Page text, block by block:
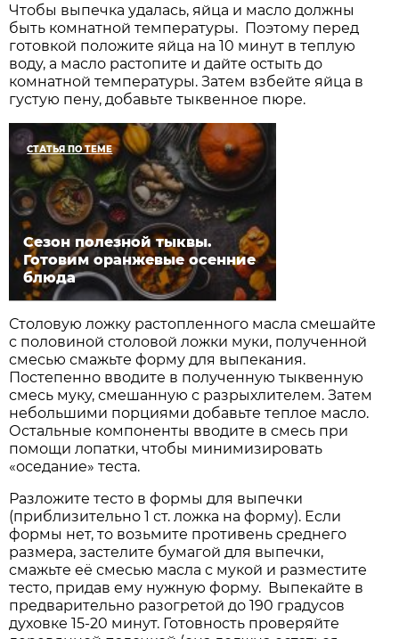
Чтобы выпечка удалась, яйца и масло должны
быть комнатной температуры. Поэтому перед
готовкой положите яйца на 10 минут в теплую
воду, а масло растопите и дайте остыть до
комнатной температуры. Затем взбейте яйца в
густую пену, добавьте тыквенное пюре.
СТАТЬЯ ПО ТЕМЕ
Сезон полезной тыквы.
Готовим оранжевые осенние
блюда
Столовую ложку растопленного масла смешайте
с половиной столовой ложки муки, полученной
смесью смажьте форму для выпекания.
Постепенно вводите в полученную тыквенную
смесь муку, смешанную с разрыхлителем. Затем
небольшими порциями добавьте теплое масло.
Остальные компоненты вводите в смесь при
помощи лопатки, чтобы минимизировать
«оседание» теста.
Разложите тесто в формы для выпечки
(приблизительно 1 ст. ложка на форму). Если
формы нет, то возьмите противень среднего
размера, застелите бумагой для выпечки,
смажьте её смесью масла с мукой и разместите
тесто, придав ему нужную форму. Выпекайте в
предварительно разогретой до 190 градусов
духовке 15-20 минут. Готовность проверяйте